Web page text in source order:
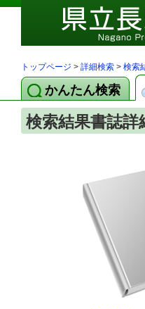
トップページ > 詳細検索 > 検索
かんたん検索
検索結果書誌詳